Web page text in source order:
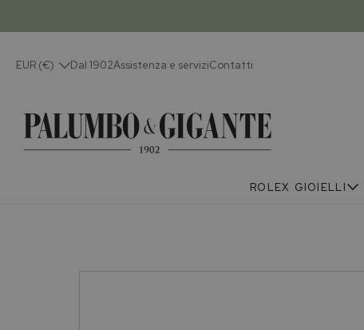
EUR (€) Dal 1902Assistenza e serviziContatti
ROLEX GIOIELLI